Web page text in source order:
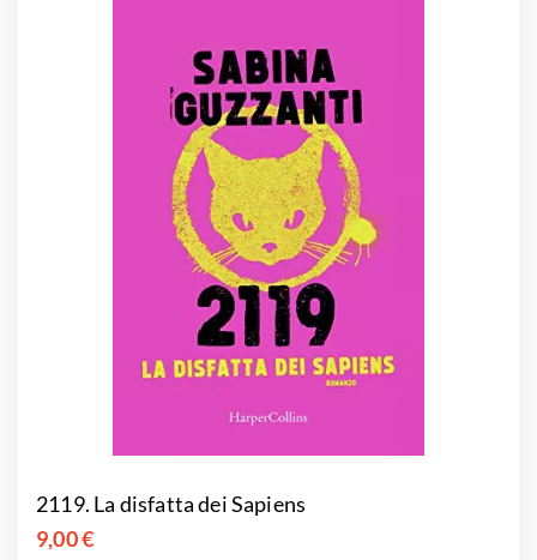
2119. La disfatta dei Sapiens
9,00 €